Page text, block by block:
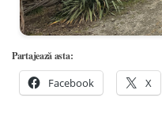
Partajează asta:
Facebook X